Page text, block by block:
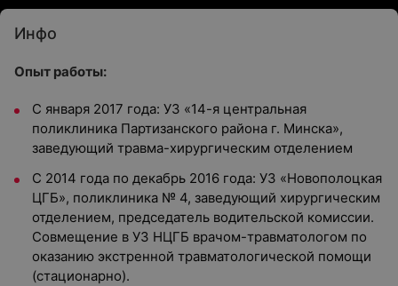
Инфо
Опыт работы:
С января 2017 года: УЗ «14-я центральная
поликлиника Партизанского района г. Минска»,
заведующий травма-хирургическим отделением
С 2014 года по декабрь 2016 года: УЗ «Новополоцкая
ЦГБ», поликлиника № 4, заведующий хирургическим
отделением, председатель водительской комиссии.
Совмещение в УЗ НЦГБ врачом-травматологом по
оказанию экстренной травматологической помощи
(стационарно).